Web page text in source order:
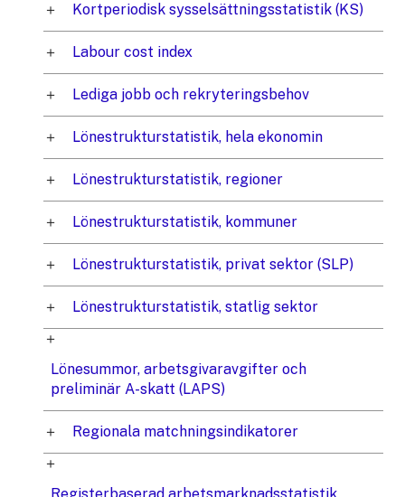
Kortperiodisk sysselsättningsstatistik (KS)
Labour cost index
Lediga jobb och rekryteringsbehov
Lönestrukturstatistik, hela ekonomin
Lönestrukturstatistik, regioner
Lönestrukturstatistik, kommuner
Lönestrukturstatistik, privat sektor (SLP)
Lönestrukturstatistik, statlig sektor
Lönesummor, arbetsgivaravgifter och
preliminär A-skatt (LAPS)
Regionala matchningsindikatorer